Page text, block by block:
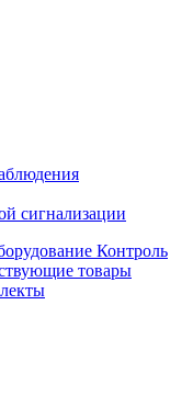
сигнализации
Контроль
товары